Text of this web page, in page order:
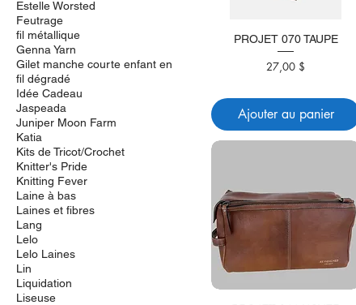
Estelle Worsted
Feutrage
fil métallique
Genna Yarn
Gilet manche courte enfant en
fil dégradé
Idée Cadeau
Jaspeada
Juniper Moon Farm
Katia
Kits de Tricot/Crochet
Knitter's Pride
Knitting Fever
Laine à bas
Laines et fibres
Lang
Lelo
Lelo Laines
Lin
Liquidation
Liseuse
PROJET 070 TAUPE
Prix
27,00 $
Ajouter au panier